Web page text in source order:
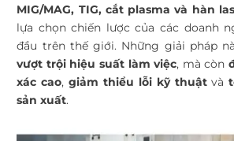
MIG/MAG, TIG, cắt plasma và hàn
lựa chọn chiến lược của các doanh
đầu trên thế giới. Những giải pháp
vượt trội hiệu suất làm việc, mà còn
xác cao,giảm thiểu lỗi kỹ thuậtvà
sản xuất.